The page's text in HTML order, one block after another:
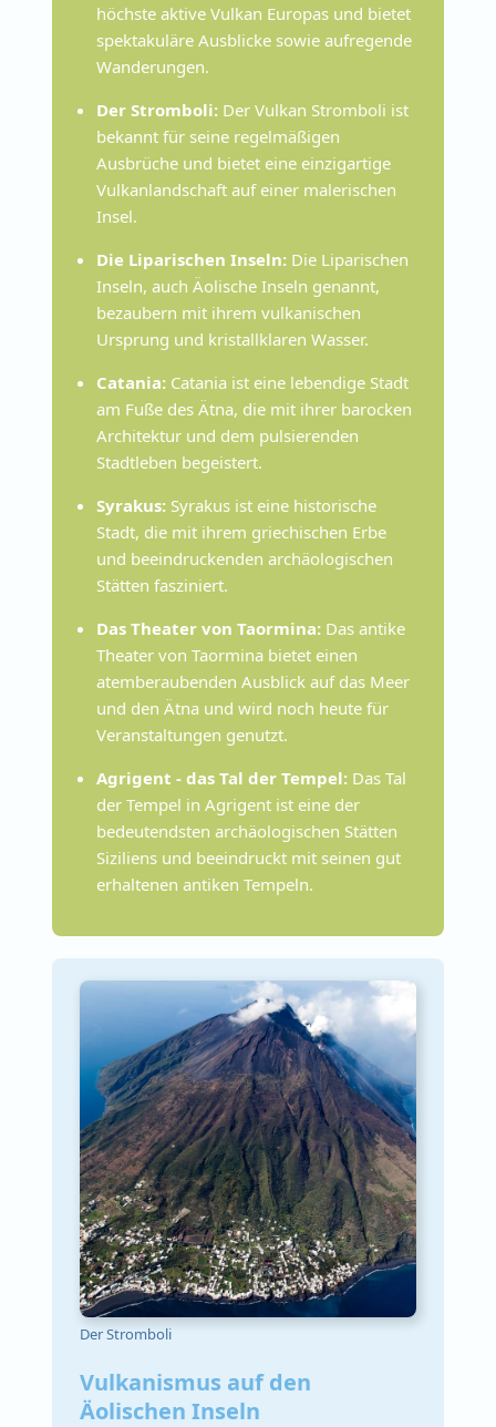
höchste aktive Vulkan Europas und bietet
spektakuläre Ausblicke sowie aufregende
Wanderungen.
Der Stromboli: Der Vulkan Stromboli ist
bekannt für seine regelmäßigen
Ausbrüche und bietet eine einzigartige
Vulkanlandschaft auf einer malerischen
Insel.
Die Liparischen Inseln: Die Liparischen
Inseln, auch Äolische Inseln genannt,
bezaubern mit ihrem vulkanischen
Ursprung und kristallklaren Wasser.
Catania: Catania ist eine lebendige Stadt
am Fuße des Ätna, die mit ihrer barocken
Architektur und dem pulsierenden
Stadtleben begeistert.
Syrakus: Syrakus ist eine historische
Stadt, die mit ihrem griechischen Erbe
und beeindruckenden archäologischen
Stätten fasziniert.
Das Theater von Taormina: Das antike
Theater von Taormina bietet einen
atemberaubenden Ausblick auf das Meer
und den Ätna und wird noch heute für
Veranstaltungen genutzt.
Agrigent - das Tal der Tempel: Das Tal
der Tempel in Agrigent ist eine der
bedeutendsten archäologischen Stätten
Siziliens und beeindruckt mit seinen gut
erhaltenen antiken Tempeln.
Der Stromboli
Vulkanismus auf den
Äolischen Inseln